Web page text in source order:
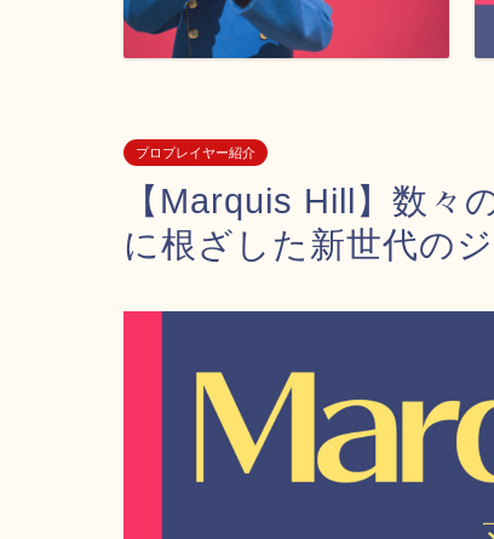
プロプレイヤー紹介
【Marquis Hill】数々
に根ざした新世代の